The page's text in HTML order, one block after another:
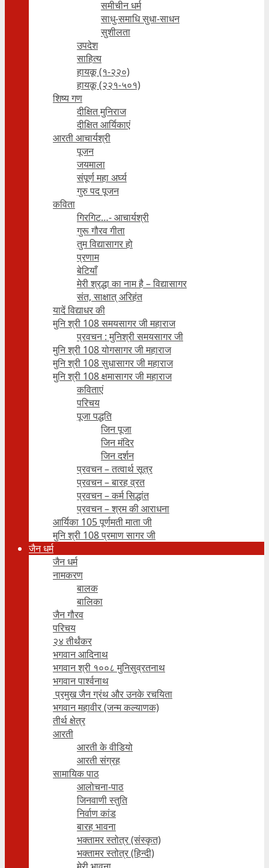
समीचीन धर्म
साधु-समाधि सुधा-साधन
सुशीलता
उपदेश
साहित्य
हायकू (१‍-२२०)
हायकू (२२१-५०१)
शिष्य गण
दीक्षित मुनिराज
दीक्षित आर्यिकाएं
आरती आचार्यश्री
पूजन
जयमाला
संपूर्ण महा अर्घ्य
गुरु पद पूजन
कविता
गिरगिट…- आचार्यश्री
गुरू गौरव गीता
तुम विद्यासागर हो
प्रणाम
बेटियाँ
मेरी श्रद्धा का नाम है – विद्यासागर
संत, साक्षात् अरिहंत
यादें विद्याधर की
मुनि श्री 108 समयसागर जी महाराज
प्रवचन : मुनिश्री समयसागर जी
मुनि श्री 108 योगसागर जी महाराज
मुनि श्री 108 सुधासागर जी महाराज
मुनि श्री 108 क्षमासागर जी महाराज
कविताएं
परिचय
पूजा पद्धति
जिन पूजा
जिन मंदिर
जिन दर्शन
प्रवचन – तत्वार्थ सूत्र
प्रवचन – बारह व्रत
प्रवचन – कर्म सिद्धांत
प्रवचन – श्रम की आराधना
आर्यिका 105 पूर्णमती माता जी
मुनि श्री 108 प्रमाण सागर जी
जैन धर्म
जैन धर्म
नामकरण
बालक
बालिका
जैन गौरव
परिचय
२४ तीर्थंकर
भगवान आदिनाथ
भगवान श्री १००८ मुनिसुव्रतनाथ
भगवान पार्श्वनाथ
प्रमुख जैन ग्रंथ और उनके रचयिता
भगवान महावीर (जन्म कल्याणक)
तीर्थ क्षेत्र
आरती
आरती के वीडियो
आरती संग्रह
सामायिक पाठ
आलोचना-पाठ
जिनवाणी स्तुति
निर्वाण कांड
बारह भावना
भक्तामर स्तोत्र (संस्कृत)
भक्तामर स्तोत्र (हिन्दी)